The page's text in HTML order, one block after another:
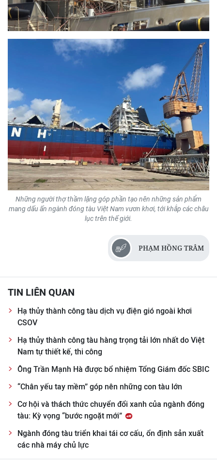
Những người thợ thầm lặng góp phần tạo nên những sản phẩm
mang dấu ấn ngành đóng tàu Việt Nam vươn khơi, tới khắp các châu
lục trên thế giới.
PHẠM HỒNG TRÂM
TIN LIÊN QUAN
Hạ thủy thành công tàu dịch vụ điện gió ngoài khơi
CSOV
Hạ thủy thành công tàu hàng trọng tải lớn nhất do Việt
Nam tự thiết kế, thi công
Ông Trần Mạnh Hà được bổ nhiệm Tổng Giám đốc SBIC
“Chân yếu tay mềm” góp nên những con tàu lớn
Cơ hội và thách thức chuyển đổi xanh của ngành đóng
tàu: Kỳ vọng “bước ngoặt mới”
Ngành đóng tàu triển khai tái cơ cấu, ổn định sản xuất
các nhà máy chủ lực